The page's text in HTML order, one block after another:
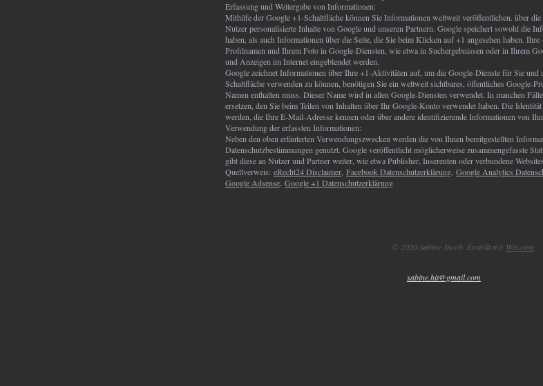
Erfassung und Weitergabe von Informationen:
Mithilfe der Google +1-Schaltfläche können Sie Informationen weltweit veröffentlichen. über
Nutzer personalisierte Inhalte von Google und unseren Partnern. Google speichert sowohl die
haben, als auch Informationen über die Seite, die Sie beim Klicken auf +1 angesehen haben.
Profilnamen und Ihrem Foto in Google-Diensten, wie etwa in Suchergebnissen oder in Ihrem
und Anzeigen im Internet eingeblendet werden.
Google zeichnet Informationen über Ihre +1-Aktivitäten auf, um die Google-Dienste für Sie und
Schaltfläche verwenden zu können, benötigen Sie ein weltweit sichtbares, öffentliches Google-
Namen enthalten muss. Dieser Name wird in allen Google-Diensten verwendet. In manchen
ersetzen, den Sie beim Teilen von Inhalten über Ihr Google-Konto verwendet haben. Die
werden, die Ihre E-Mail-Adresse kennen oder über andere identifizierende Informationen von
Verwendung der erfassten Informationen:
Neben den oben erläuterten Verwendungszwecken werden die von Ihnen bereitgestellten
Datenschutzbestimmungen genutzt. Google veröffentlicht möglicherweise zusammengefasste
gibt diese an Nutzer und Partner weiter, wie etwa Publisher, Inserenten oder verbundene
Quellverweis: eRecht24 Disclaimer Facebook Datenschutzerklärung Google Analytics
Google Adsense Google +1 Datenschutzerklärung
© 2020 Sabine Jacob. Erstellt mit Wix.com
sabine.hit@gmail.com